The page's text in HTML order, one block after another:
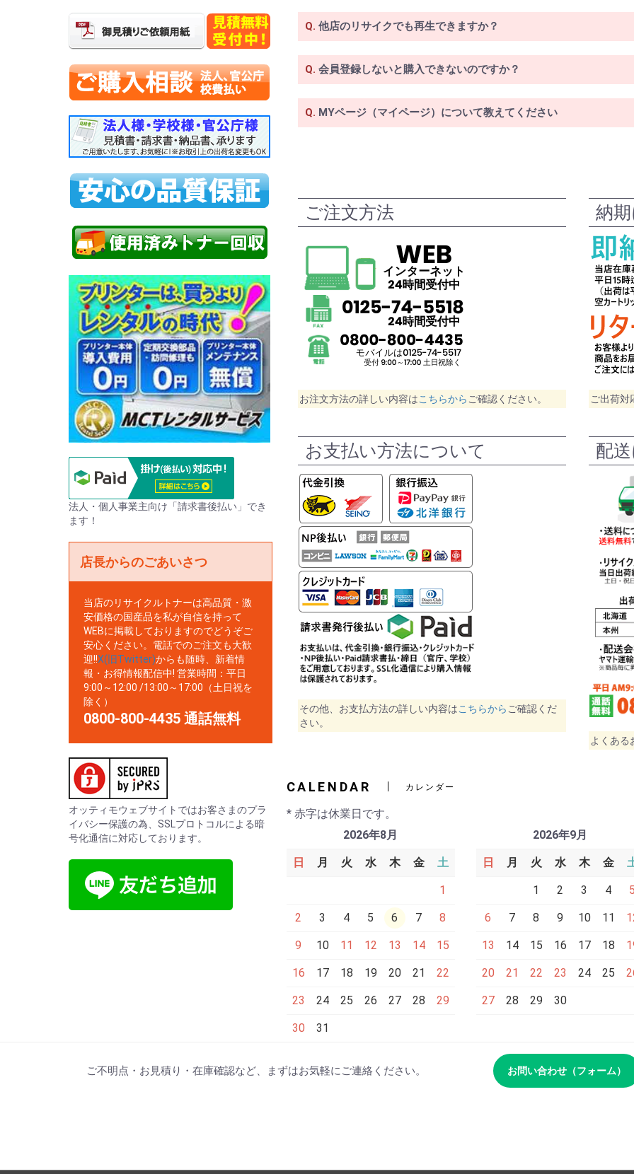
法人・個人事業主向け「請求書後払い」でき
ます！
店長からのごあいさつ
当店のリサイクルトナーは高品質・激
安価格の国産品を私が自信を持って
WEBに掲載しておりますのでどうぞご
安心ください。電話でのご注文も大歓
迎!!X(旧Twitter)からも随時、新着情
報・お得情報配信中! 営業時間：平日
9:00～12:00 /13:00～17:00（土日祝を
除く）
0800-800-4435 通話無料
オッティモウェブサイトではお客さまのプラ
イバシー保護の為、SSLプロトコルによる暗
号化通信に対応しております。
Q. 他店のリサイクでも再生できますか？
Q. 会員登録しないと購入できないのですか？
Q. MYページ（マイページ）について教えてください
ご注文方法
お注文方法の詳しい内容はこちらから ご確認ください。
納
ご出荷対
お支払い方法について
その他、お支払方法の詳しい内容はこちらから ご確認くだ
さい。
配
よくある
CALENDAR カレンダー
* 赤字は休業日です。
2026年8月
日 月 火 水 木 金 土
1
2 3 4 5 6 7 8
9 10 11 12 13 14 15
16 17 18 19 20 21 22
23 24 25 26 27 28 29
30 31
2026年9月
日 月 火 水 木 金
1 2 3 4
6 7 8 9 10 11
13 14 15 16 17 18
20 21 22 23 24 25
27 28 29 30
ご不明点・お見積り・在庫確認など、まずはお気軽にご連絡ください。 お問い合わせ（フォーム）